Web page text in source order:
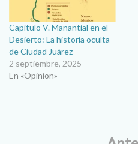
Capítulo V. Manantial en el
Desierto: La historia oculta
de Ciudad Juárez
2 septiembre, 2025
En «Opinion»